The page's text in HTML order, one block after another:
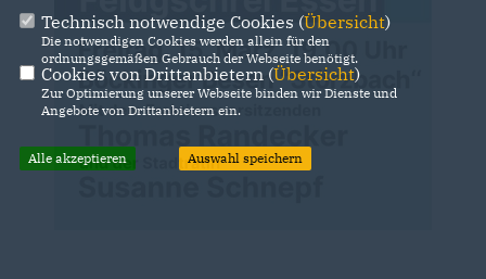
Technisch notwendige Cookies (Übersicht)
Die notwendigen Cookies werden allein für den
ordnungsgemäßen Gebrauch der Webseite benötigt.
Cookies von Drittanbietern (Übersicht)
Zur Optimierung unserer Webseite binden wir Dienste und
Angebote von Drittanbietern ein.
Alle akzeptieren Auswahl speichern